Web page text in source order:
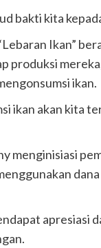
bakti kita
Ikan”
produksi
ikan.
ikan akan kita
menginisiasi
apresiasi